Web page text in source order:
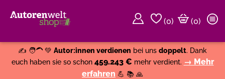
(0)
(0)
✍️ 🧑‍🦱 💚 Autor:innen verdienen bei uns doppelt. Dank
euch haben sie so schon 459.243 € mehr verdient. → Mehr
erfahren 💪 📚 🙏